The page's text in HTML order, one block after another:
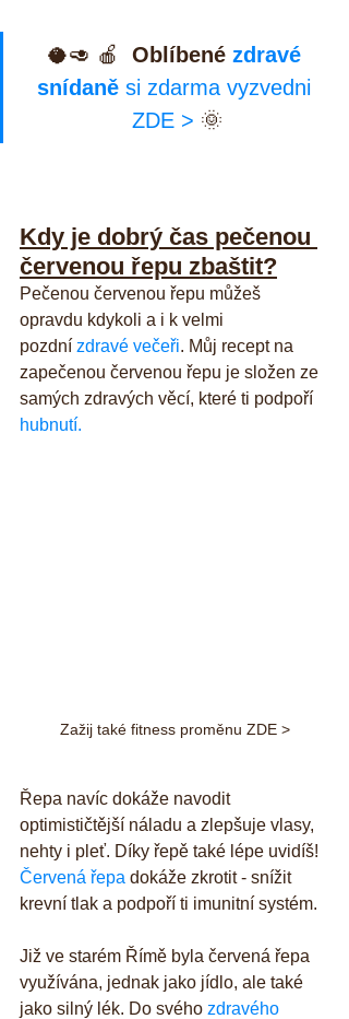
🥥🥑 🍎 Oblíbené zdravé
snídaně si zdarma vyzvedni
ZDE > 🌞
Kdy je dobrý čas pečenou
červenou řepu zbaštit?
Pečenou červenou řepu můžeš
opravdu kdykoli a i k velmi
pozdní zdravé večeři. Můj recept na
zapečenou červenou řepu je složen ze
samých zdravých věcí, které ti podpoří
hubnutí.
Zažij také fitness proměnu ZDE >
Řepa navíc dokáže navodit
optimističtější náladu a zlepšuje vlasy,
nehty i pleť. Díky řepě také lépe uvidíš!
Červená řepa dokáže zkrotit - snížit
krevní tlak a podpoří ti imunitní systém.
Již ve starém Římě byla červená řepa
využívána, jednak jako jídlo, ale také
jako silný lék. Do svého zdravého